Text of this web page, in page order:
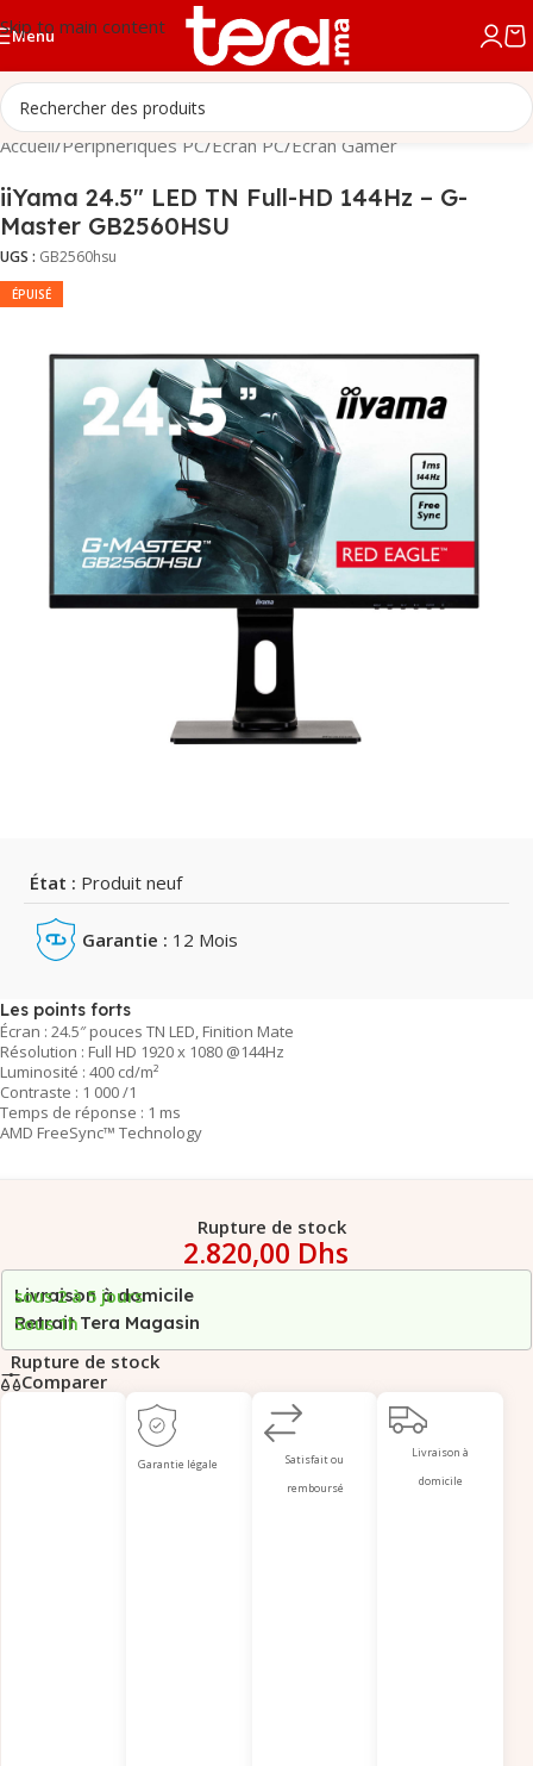
Skip to main content
Menu
Accueil/Périphériques PC/Écran PC/Écran Gamer
iiYama 24.5″ LED TN Full-HD 144Hz – G-
Master GB2560HSU
UGS : GB2560hsu
ÉPUISÉ
État : Produit neuf
Garantie : 12 Mois
Les points forts
Écran : 24.5″ pouces TN LED, Finition Mate
Résolution : Full HD 1920 x 1080 @144Hz
Luminosité : 400 cd/m²
Contraste : 1 000 /1
Temps de réponse : 1 ms
AMD FreeSync™ Technology
Rupture de stock
2.820,00 Dhs
Livraison à domicile
sous 2 à 5 jours
Retrait Tera Magasin
Sous 1h
Rupture de stock
Comparer
Garantie légale
Satisfait ou
remboursé
Livraison à
domicile